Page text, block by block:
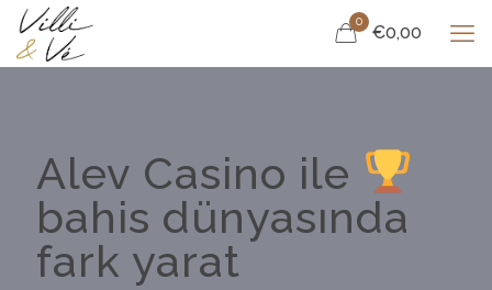
0
€0,00
Alev Casino ile
bahis dünyasında
fark yarat